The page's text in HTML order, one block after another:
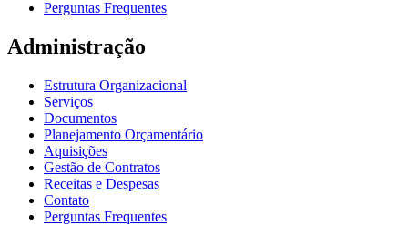
Perguntas Frequentes
Administração
Estrutura Organizacional
Serviços
Documentos
Planejamento Orçamentário
Aquisições
Gestão de Contratos
Receitas e Despesas
Contato
Perguntas Frequentes